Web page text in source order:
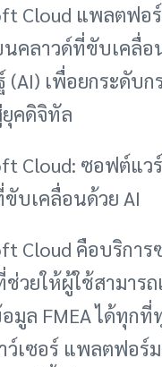
Cloud แพลตฟอ
นคลาวด์ที่ขับเคลื่
(AI) เพื่อยกระดับก
ยุคดิจิทัล
Cloud: ซอฟต์แว
บเคลื่อนด้วย AI
Cloud คือบริกา
ช่วยให้ผู้ใช้สามาร
มูล FMEA ได้ทุกที่
ว์เซอร์ แพลตฟอร์